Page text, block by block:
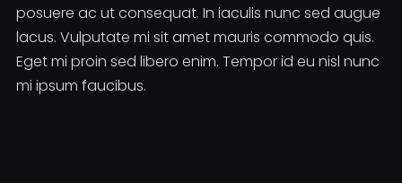
posuere ac ut consequat. In iaculis nunc sed augue
lacus. Vulputate mi sit amet mauris commodo quis.
Eget mi proin sed libero enim. Tempor id eu nisl nunc
mi ipsum faucibus.